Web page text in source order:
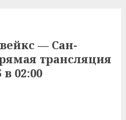
— Сан-
трансляция
в 02:00